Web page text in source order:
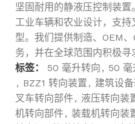
坚固耐用的静液压控制装置
工业车辆和农业设计，支
型。我们提供制造、OEM
务，并在全球范围内积极寻
标签：
50 毫升转向 , 50 毫
, BZZ1 转向装置 , 建筑设
叉车转向部件, 液压转向装
机转向部件, 装载机转向装